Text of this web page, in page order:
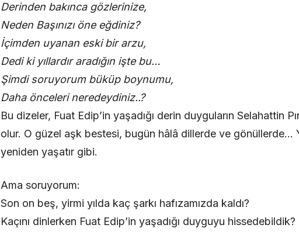
Derinden bakınca gözlerinize,
Neden Başınızı öne eğdiniz?
İçimden uyanan eski bir arzu,
Dedi ki yıllardır aradığın işte bu…
Şimdi soruyorum büküp boynumu,
Daha önceleri neredeydiniz..?
Bu dizeler, Fuat Edip’in yaşadığı derin duyguların Selahattin
olur. O güzel aşk bestesi, bugün hâlâ dillerde ve gönüllerde…
yeniden yaşatır gibi.
Ama soruyorum:
Son on beş, yirmi yılda kaç şarkı hafızamızda kaldı?
Kaçını dinlerken Fuat Edip’in yaşadığı duyguyu hissedebildik?